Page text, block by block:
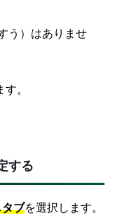
う）はありませ
。
する
ブを選択します。